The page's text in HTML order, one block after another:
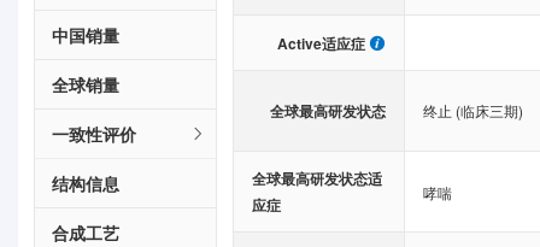
中国销量
全球销量
一致性评价
结构信息
合成工艺
Active适应症
全球最高研发状态 终止 (临床三期)
全球最高研发状态适
应症
哮喘